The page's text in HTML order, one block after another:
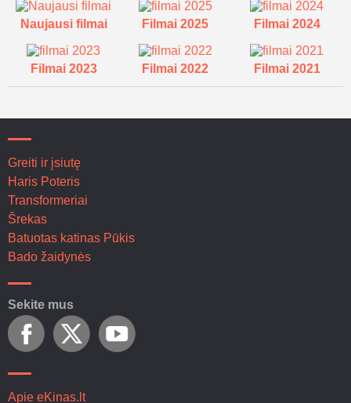
Naujausi filmai Filmai 2025 Filmai 2024
Filmai 2023 Filmai 2022 Filmai 2021
Greiti ir įsiutę
Haris Poteris
Transformeriai
Šrekas
Batuotas katinas Pūkis
Bado žaidynės
Sekite mus
Apie eKinas.lt